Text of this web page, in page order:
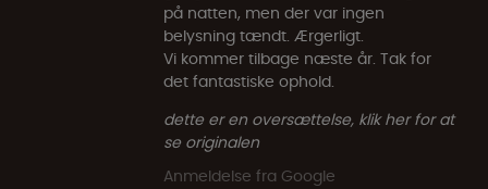
på natten, men der var ingen
belysning tændt. Ærgerligt.
Vi kommer tilbage næste år. Tak for
det fantastiske ophold.
dette er en oversættelse, klik her for at
se originalen
Anmeldelse fra Google